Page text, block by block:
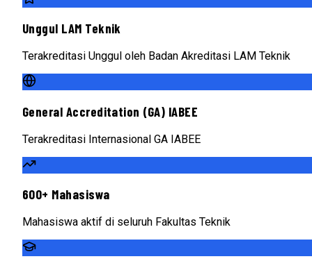
Unggul LAM Teknik
Terakreditasi Unggul oleh Badan Akreditasi LAM Teknik
General Accreditation (GA) IABEE
Terakreditasi Internasional GA IABEE
600+ Mahasiswa
Mahasiswa aktif di seluruh Fakultas Teknik